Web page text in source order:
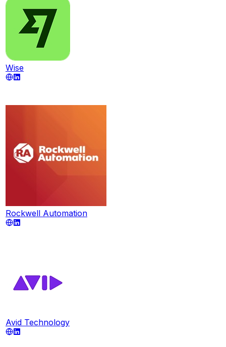
Wise
Rockwell Automation
Avid Technology